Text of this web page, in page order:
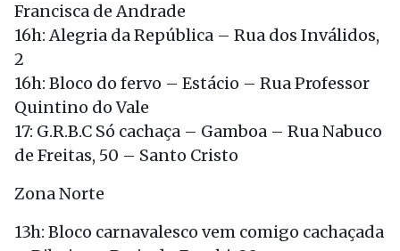
Francisca de Andrade
16h: Alegria da República – Rua dos Inválidos,
2
16h: Bloco do fervo – Estácio – Rua Professor
Quintino do Vale
17: G.R.B.C Só cachaça – Gamboa – Rua Nabuco
de Freitas, 50 – Santo Cristo
Zona Norte
13h: Bloco carnavalesco vem comigo cachaçada